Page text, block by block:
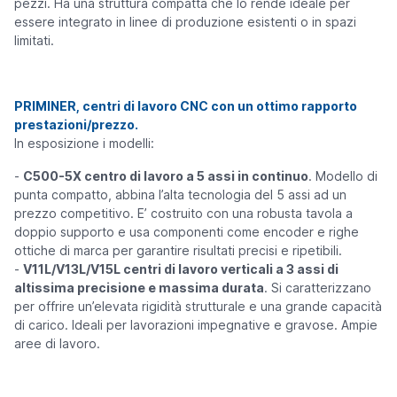
pezzi. Ha una struttura compatta che lo rende ideale per
essere integrato in linee di produzione esistenti o in spazi
limitati.
PRIMINER, centri di lavoro CNC con un ottimo rapporto
prestazioni/prezzo.
In esposizione i modelli:
- C500-5X centro di lavoro a 5 assi in continuo. Modello di
punta compatto, abbina l’alta tecnologia del 5 assi ad un
prezzo competitivo. E’ costruito con una robusta tavola a
doppio supporto e usa componenti come encoder e righe
ottiche di marca per garantire risultati precisi e ripetibili.
- V11L/V13L/V15L centri di lavoro verticali a 3 assi di
altissima precisione e massima durata. Si caratterizzano
per offrire un’elevata rigidità strutturale e una grande capacità
di carico. Ideali per lavorazioni impegnative e gravose. Ampie
aree di lavoro.